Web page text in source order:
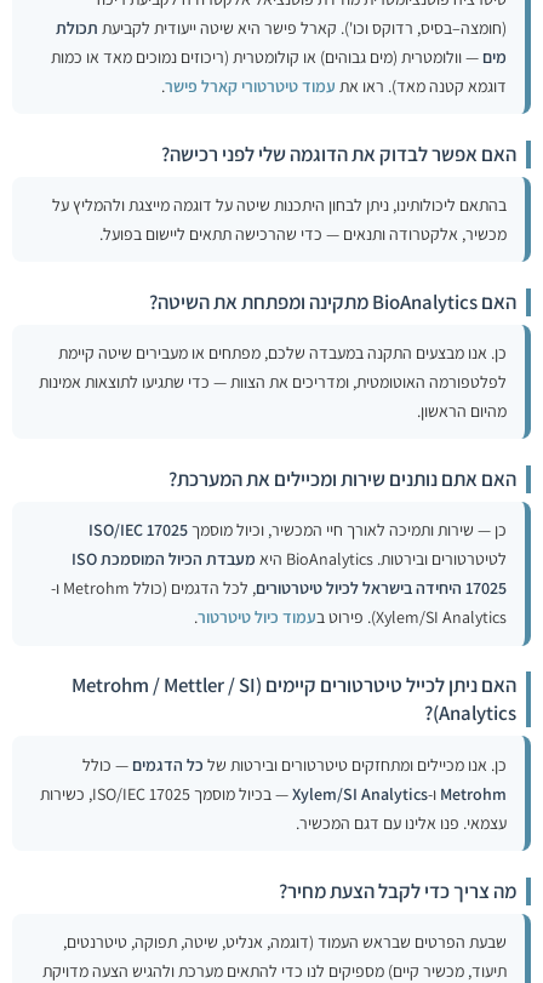
(חומצה–בסיס, רדוקס וכו'). קארל פישר היא שיטה ייעודית לקביעת תכולת
מים — וולומטרית (מים גבוהים) או קולומטרית (ריכוזים נמוכים מאד או כמות
דוגמא קטנה מאד). ראו את עמוד טיטרטורי קארל פישר.
האם אפשר לבדוק את הדוגמה שלי לפני רכישה?
בהתאם ליכולותינו, ניתן לבחון היתכנות שיטה על דוגמה מייצגת ולהמליץ על
מכשיר, אלקטרודה ותנאים — כדי שהרכישה תתאים ליישום בפועל.
האם BioAnalytics מתקינה ומפתחת את השיטה?
כן. אנו מבצעים התקנה במעבדה שלכם, מפתחים או מעבירים שיטה קיימת
לפלטפורמה האוטומטית, ומדריכים את הצוות — כדי שתגיעו לתוצאות אמינות
מהיום הראשון.
האם אתם נותנים שירות ומכיילים את המערכת?
כן — שירות ותמיכה לאורך חיי המכשיר, וכיול מוסמךISO/IEC 17025
לטיטרטורים ובירטות. BioAnalytics היא
מעבדת הכיול המוסמכת ISO
17025 היחידה בישראל לכיול טיטרטורים
, לכל הדגמים (כולל Metrohm ו-
Xylem/SI Analytics). פירוט ב
עמוד כיול טיטרטור.
האם ניתן לכייל טיטרטורים קיימים (Metrohm / Mettler / SI
Analytics)?
כן. אנו מכיילים ומתחזקים טיטרטורים ובירטות של כל הדגמים — כולל
Metrohm ו-Xylem/SI Analytics
— בכיול מוסמך ISO/IEC 17025, כשירות
עצמאי. פנו אלינו עם דגם המכשיר.
מה צריך כדי לקבל הצעת מחיר?
שבעת הפרטים שבראש העמוד (דוגמה, אנליט, שיטה, תפוקה, טיטרנטים,
תיעוד, מכשיר קיים) מספיקים לנו כדי להתאים מערכת ולהגיש הצעה מדויקת